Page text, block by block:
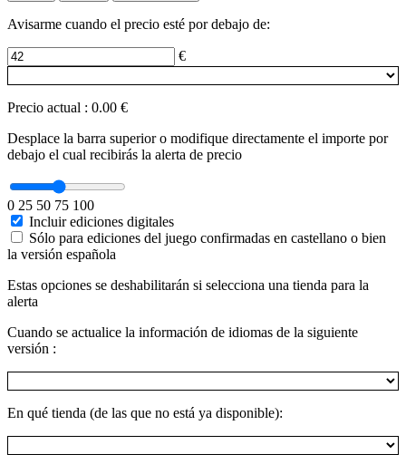
Avisarme cuando el precio esté por debajo de:
€
Precio actual : 0.00 €
Desplace la barra superior o modifique directamente el importe por
debajo el cual recibirás la alerta de precio
0 25 50 75 100
Incluir ediciones digitales
Sólo para ediciones del juego confirmadas en castellano o bien
la versión española
Estas opciones se deshabilitarán si selecciona una tienda para la
alerta
Cuando se actualice la información de idiomas de la siguiente
versión :
En qué tienda (de las que no está ya disponible):